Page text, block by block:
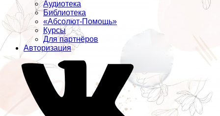
Аудиотека
Библиотека
«Абсолют-Помощь»
Курсы
Для партнёров
Авторизация